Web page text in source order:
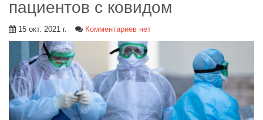
пациентов с ковидом
15 окт. 2021 г. Комментариев нет